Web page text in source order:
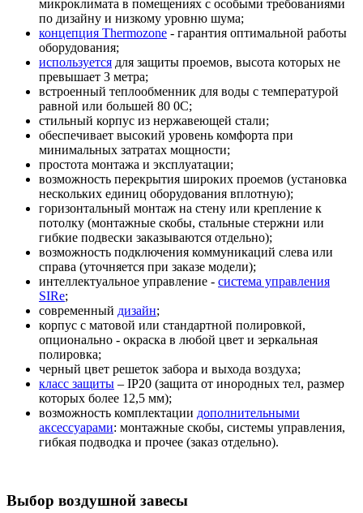
микроклимата в помещениях с особыми требованиями
по дизайну и низкому уровню шума;
концепция Thermozone - гарантия оптимальной работы
оборудования;
используется для защиты проемов, высота которых не
превышает 3 метра;
встроенный теплообменник для воды с температурой
равной или большей 80 0C;
стильный корпус из нержавеющей стали;
обеспечивает высокий уровень комфорта при
минимальных затратах мощности;
простота монтажа и эксплуатации;
возможность перекрытия широких проемов (установка
нескольких единиц оборудования вплотную);
горизонтальный монтаж на стену или крепление к
потолку (монтажные скобы, стальные стержни или
гибкие подвески заказываются отдельно);
возможность подключения коммуникаций слева или
справа (уточняется при заказе модели);
интеллектуальное управление - система управления
SIRe;
современный дизайн;
корпус с матовой или стандартной полировкой,
опционально - окраска в любой цвет и зеркальная
полировка;
черный цвет решеток забора и выхода воздуха;
класс защиты – IP20 (защита от инородных тел, размер
которых более 12,5 мм);
возможность комплектации дополнительными
аксессуарами: монтажные скобы, системы управления,
гибкая подводка и прочее (заказ отдельно).
Выбор воздушной завесы